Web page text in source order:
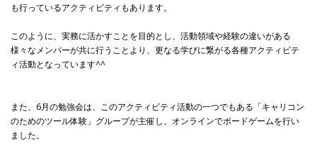
も行っているアクティビティもあります。
このように、実務に活かすことを目的とし、活動領域や経験の違いがある
様々なメンバーが共に行うことより、更なる学びに繋がる各種アクティビテ
ィ活動となっています^^
また、6月の勉強会は、このアクティビティ活動の一つでもある「キャリコン
のためのツール体験」グループが主催し、オンラインでボードゲームを行い
ました。